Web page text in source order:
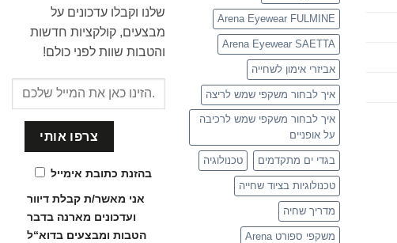
Arena Eyewear FULMINE
Arena Eyewear SAETTA
אביזרי אימון לשחייה
איך לבחור משקפי שמש לריצה
איך לבחור משקפי שמש לרכיבה
על אופניים
בגדי ים מתקדמים טכנולוגיה
טכנולוגיות בציוד שחייה
מדריך שחיה
משקפי ספורט Arena
שלנו וקבלו עדכונים על
מבצעים, קולקציות חדשות
והטבות שוות לפני כולם!
בהזנת כתובת אימייל
אני מאשר/ת קבלת דיוור
ועדכונים מארנה בדבר
הטבות ומבצעים בדוא“ל